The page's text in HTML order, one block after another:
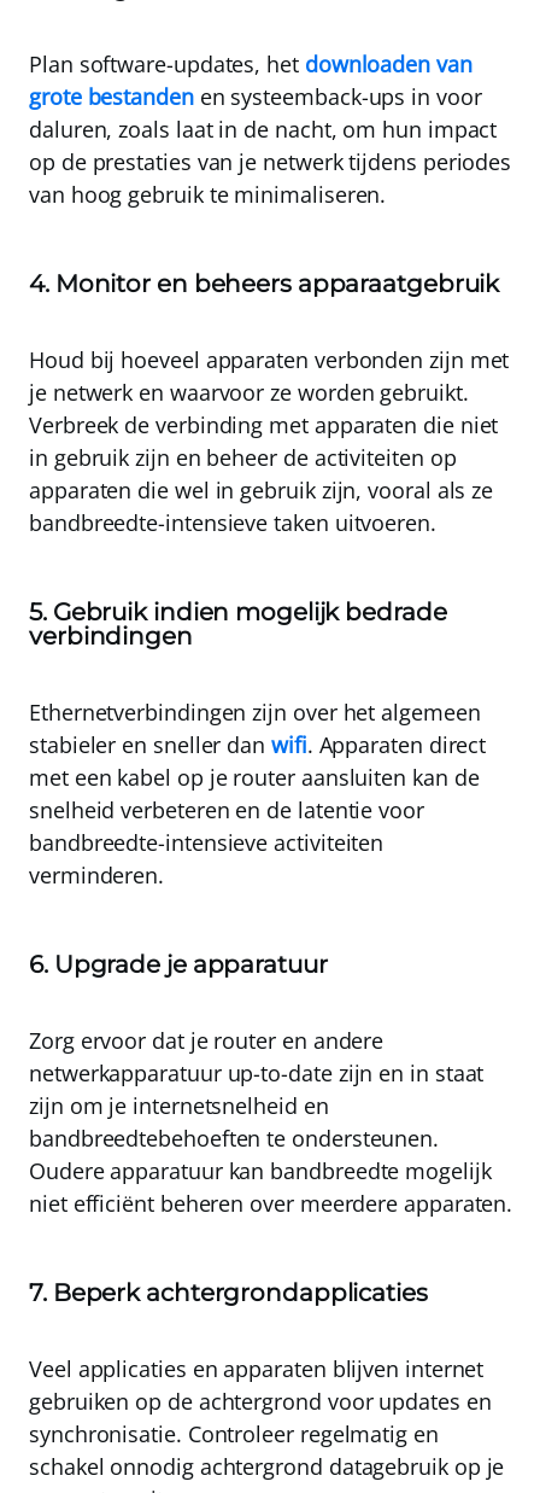
Plan software-updates, het downloaden van
grote bestandenen systeemback-ups in voor
daluren, zoals laat in de nacht, om hun impact
op de prestaties van je netwerk tijdens periodes
van hoog gebruik te minimaliseren.
4. Monitor en beheers apparaatgebruik
Houd bij hoeveel apparaten verbonden zijn met
je netwerk en waarvoor ze worden gebruikt.
Verbreek de verbinding met apparaten die niet
in gebruik zijn en beheer de activiteiten op
apparaten die wel in gebruik zijn, vooral als ze
bandbreedte-intensieve taken uitvoeren.
5. Gebruik indien mogelijk bedrade
verbindingen
Ethernetverbindingen zijn over het algemeen
stabieler en sneller dan wifi. Apparaten direct
met een kabel op je router aansluiten kan de
snelheid verbeteren en de latentie voor
bandbreedte-intensieve activiteiten
verminderen.
6. Upgrade je apparatuur
Zorg ervoor dat je router en andere
netwerkapparatuur up-to-date zijn en in staat
zijn om je internetsnelheid en
bandbreedtebehoeften te ondersteunen.
Oudere apparatuur kan bandbreedte mogelijk
niet efficiënt beheren over meerdere apparaten.
7. Beperk achtergrondapplicaties
Veel applicaties en apparaten blijven internet
gebruiken op de achtergrond voor updates en
synchronisatie. Controleer regelmatig en
schakel onnodig achtergrond datagebruik op je